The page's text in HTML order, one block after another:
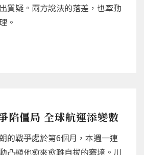
質疑。兩方說法的落差，也牽動
。
陷僵局 全球航運添變數
的戰爭處於第6個月，本週一連
凸顯他愈來愈難自拔的窘境。川